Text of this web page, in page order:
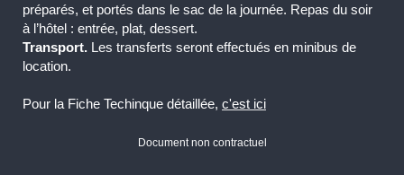
préparés, et portés dans le sac de la journée. Repas du soir
à l’hôtel : entrée, plat, dessert.
Transport. Les transferts seront effectués en minibus de
location.
Pour la Fiche Techinque détaillée, c'est ici
Document non contractuel